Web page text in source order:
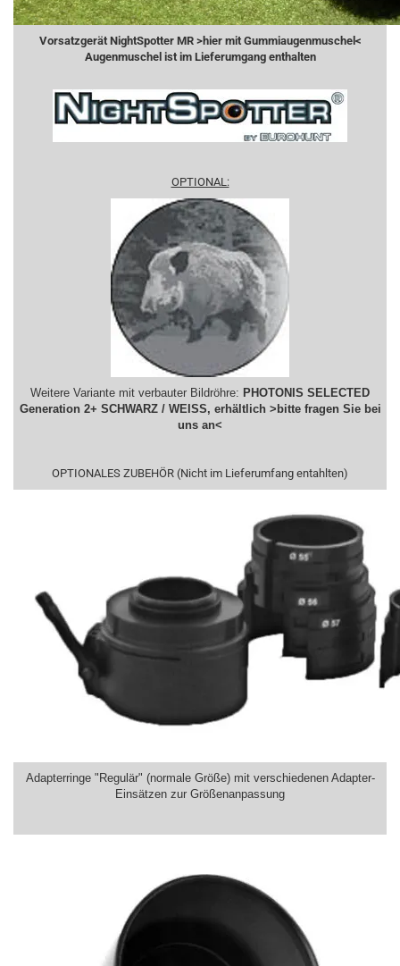
Vorsatzgerät NightSpotter MR >hier mit Gummiaugenmuschel<
Augenmuschel ist im Lieferumgang enthalten
OPTIONAL:
Weitere Variante mit verbauter Bildröhre: PHOTONIS SELECTED
Generation 2+ SCHWARZ / WEISS, erhältlich >bitte fragen Sie bei
uns an<
OPTIONALES ZUBEHÖR (Nicht im Lieferumfang entahlten)
Adapterringe "Regulär" (normale Größe) mit verschiedenen Adapter-
Einsätzen zur Größenanpassung